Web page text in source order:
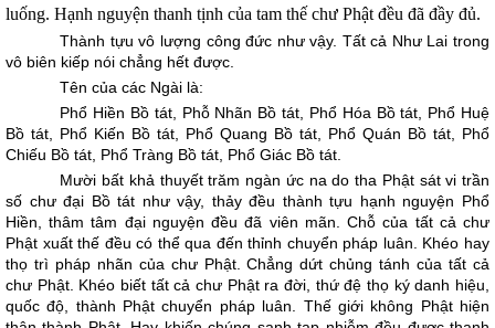
luống. Hạnh nguyện thanh tịnh của tam thế chư Phật đều đã đầy đủ.
Thành tựu vô lượng công đức như vậy. Tất cả Như Lai trong
vô biên kiếp nói chẳng hết được.
Tên của các Ngài là:
Phổ Hiền Bồ tát, Phỗ Nhãn Bồ tát, Phổ Hóa Bồ tát, Phổ Huệ
Bồ tát, Phổ Kiến Bồ tát, Phổ Quang Bồ tát, Phổ Quán Bồ tát, Phổ
Chiếu Bồ tát, Phổ Tràng Bồ tát, Phổ Giác Bồ tát.
Mười bất khả thuyết trăm ngàn ức na do tha Phật sát vi trần
số chư đại Bồ tát như vậy, thảy đều thành tựu hạnh nguyện Phổ
Hiền, thâm tâm đại nguyện đều đã viên mãn. Chỗ của tất cả chư
Phật xuất thế đều có thể qua đến thỉnh chuyển pháp luân. Khéo hay
thọ trì pháp nhãn của chư Phật. Chẳng dứt chủng tánh của tất cả
chư Phật. Khéo biết tất cả chư Phật ra đời, thứ đệ thọ ký danh hiệu,
quốc độ, thành Phật chuyển pháp luân. Thế giới không Phật hiện